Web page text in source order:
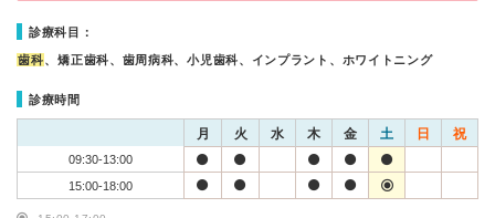
診療科目：
歯科、矯正歯科、歯周病科、小児歯科、インプラント、ホワイトニング
診療時間
月 火 水 木 金 土 日 祝
09:30-13:00
15:00-18:00